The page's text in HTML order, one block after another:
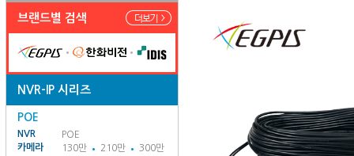
브랜드별 검색
NVR-IP 시리즈
POE
NVR
POE
카메라
130만 210만
300만